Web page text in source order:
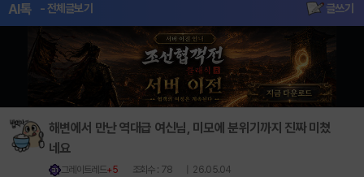
AI톡 - 전체글보기 글쓰기
해변에서 만난 역대급 여신님, 미모에 분위기까지 진짜 미쳤
네요
그레이트레드+5 조회수 : 78 | 26.05.04